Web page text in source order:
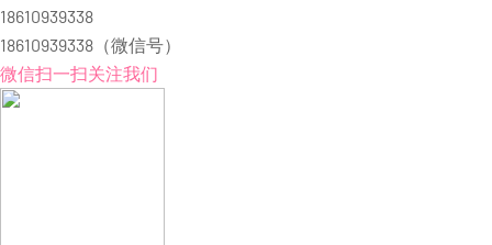
18610939338
18610939338 （微信号）
微信扫一扫关注我们